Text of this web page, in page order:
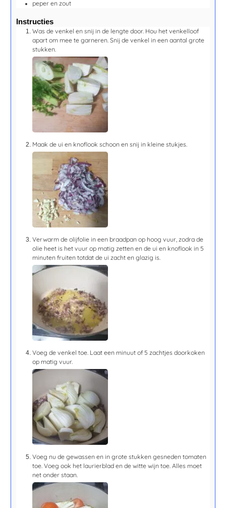
peper en zout
Instructies
Was de venkel en snij in de lengte door. Hou het venkelloof
apart om mee te garneren. Snij de venkel in een aantal grote
stukken.
Maak de ui en knoflook schoon en snij in kleine stukjes.
Verwarm de olijfolie in een braadpan op hoog vuur, zodra de
olie heet is het vuur op matig zetten en de ui en knoflook in 5
minuten fruiten totdat de ui zacht en glazig is.
Voeg de venkel toe. Laat een minuut of 5 zachtjes doorkoken
op matig vuur.
Voeg nu de gewassen en in grote stukken gesneden tomaten
toe. Voeg ook het laurierblad en de witte wijn toe. Alles moet
net onder staan.